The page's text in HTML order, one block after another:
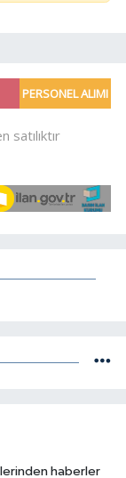
haberler